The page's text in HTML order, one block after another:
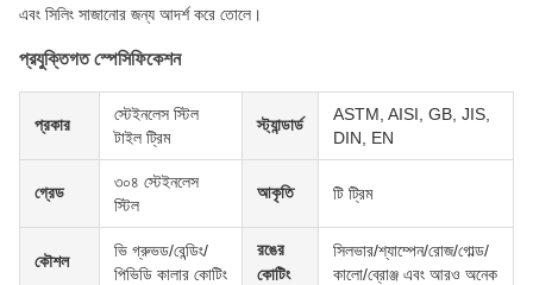
এবং সিলিং সাজানোর জন্য আদর্শ করে তোলে।
প্রযুক্তিগত স্পেসিফিকেশন
প্রকার
স্টেইনলেস স্টিল
টাইল ট্রিম
স্ট্যান্ডার্ড
ASTM, AISI, GB, JIS,
DIN, EN
গ্রেড
৩০৪ স্টেইনলেস
স্টিল
আকৃতি টি ট্রিম
কৌশল
ভি গ্রুভড/বেন্ডিং/
পিভিডি কালার কোটিং
রঙের
কোটিং
সিলভার/শ্যাম্পেন/রোজ/গোল্ড/
কালো/ব্রোঞ্জ এবং আরও অনেক